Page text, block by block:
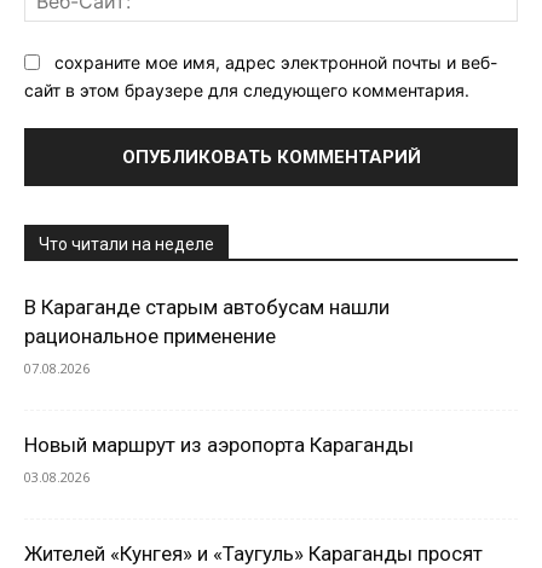
сохраните мое имя, адрес электронной почты и веб-
сайт в этом браузере для следующего комментария.
Что читали на неделе
В Караганде старым автобусам нашли
рациональное применение
07.08.2026
Новый маршрут из аэропорта Караганды
03.08.2026
Жителей «Кунгея» и «Таугуль» Караганды просят